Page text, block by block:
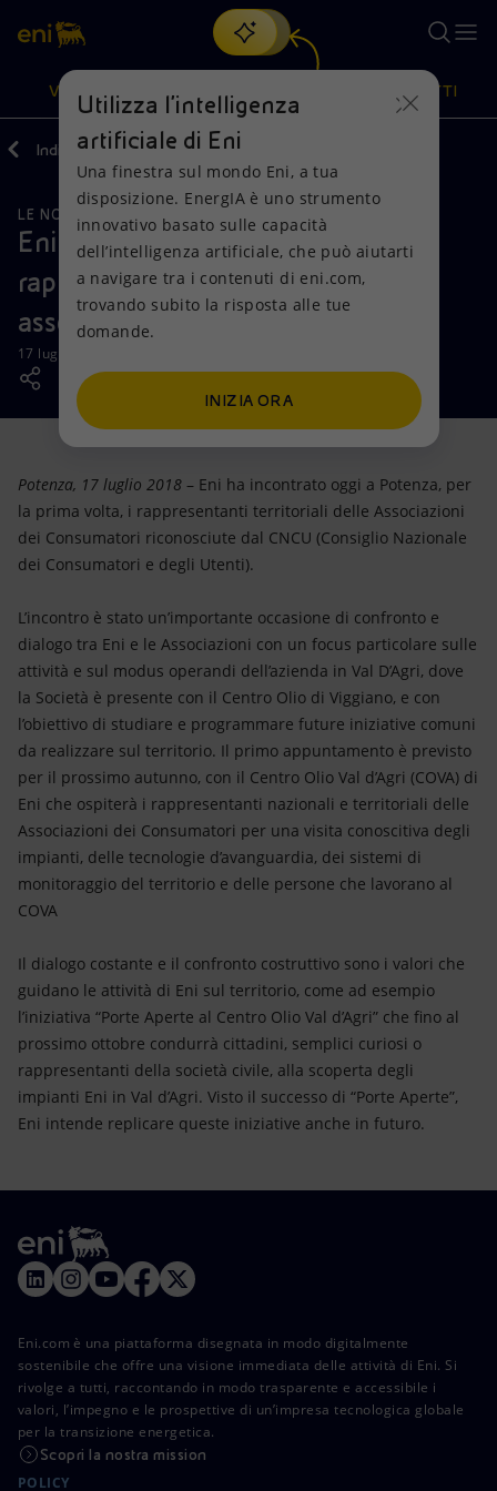
Cerca
scopri EnergIA, la nostra nuova soluzione di intelligenza
artificiale.
VISIONE
Visione
Mission e valori
Persone e Partnership
Net Zero
Modello satellitare
Energia accessibile
Innovazione
Scenari energetici
Azioni
Diversificazione energetica
Tecnologie per la transizione
Collaborazioni per l'innovazione
Attività nel mondo
PRODOTTI
Prodotti
Casa
Imprese
Mobilità
Indietro Media News
LE NOSTRE ATTIVITÀ
Eni incontra a Potenza i
rappresentanti territoriali delle
associazioni dei consumatori
17 luglio 2018 - 12:00 CEST
Potenza, 17 luglio 2018 – Eni ha incontrato oggi a Potenza, per
la prima volta, i rappresentanti territoriali delle Associazioni
dei Consumatori riconosciute dal CNCU (Consiglio Nazionale
dei Consumatori e degli Utenti).
L’incontro è stato un’importante occasione di confronto e
dialogo tra Eni e le Associazioni con un focus particolare sulle
attività e sul modus operandi dell’azienda in Val D’Agri, dove
la Società è presente con il Centro Olio di Viggiano, e con
l’obiettivo di studiare e programmare future iniziative comuni
da realizzare sul territorio. Il primo appuntamento è previsto
per il prossimo autunno, con il Centro Olio Val d’Agri (COVA) di
Eni che ospiterà i rappresentanti nazionali e territoriali delle
Associazioni dei Consumatori per una visita conoscitiva degli
impianti, delle tecnologie d’avanguardia, dei sistemi di
monitoraggio del territorio e delle persone che lavorano al
COVA
Il dialogo costante e il confronto costruttivo sono i valori che
guidano le attività di Eni sul territorio, come ad esempio
l’iniziativa “Porte Aperte al Centro Olio Val d’Agri” che fino al
prossimo ottobre condurrà cittadini, semplici curiosi o
rappresentanti della società civile, alla scoperta degli
impianti Eni in Val d’Agri. Visto il successo di “Porte Aperte”,
Eni intende replicare queste iniziative anche in futuro.
Eni.com è una piattaforma disegnata in modo digitalmente
sostenibile che offre una visione immediata delle attività di Eni. Si
rivolge a tutti, raccontando in modo trasparente e accessibile i
valori, l’impegno e le prospettive di un’impresa tecnologica globale
per la transizione energetica.
Scopri la nostra mission
POLICY
Utilizza l'intelligenza
artificiale di Eni
Una finestra sul mondo Eni, a tua
disposizione. EnergIA è uno strumento
innovativo basato sulle capacità
dell’intelligenza artificiale, che può aiutarti
a navigare tra i contenuti di eni.com,
trovando subito la risposta alle tue
domande.
INIZIA ORA